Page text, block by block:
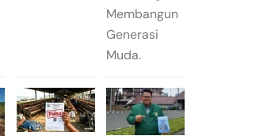
Membangun
Generasi
Muda.